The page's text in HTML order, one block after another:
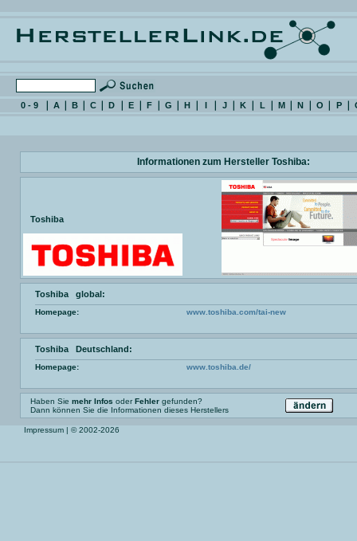
0 - 9 A B C D E F G H I J K L M N O P
Informationen zum Hersteller Toshiba:
Toshiba
Toshiba global:
Homepage: www.toshiba.com/tai-new
Toshiba Deutschland:
Homepage: www.toshiba.de/
Haben Sie mehr Infos oderFehler gefunden?
Dann können Sie die Informationen dieses Herstellers
Impressum | © 2002-2026